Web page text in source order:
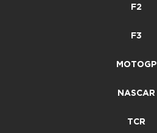
F2
F3
MOTOGP
NASCAR
TCR